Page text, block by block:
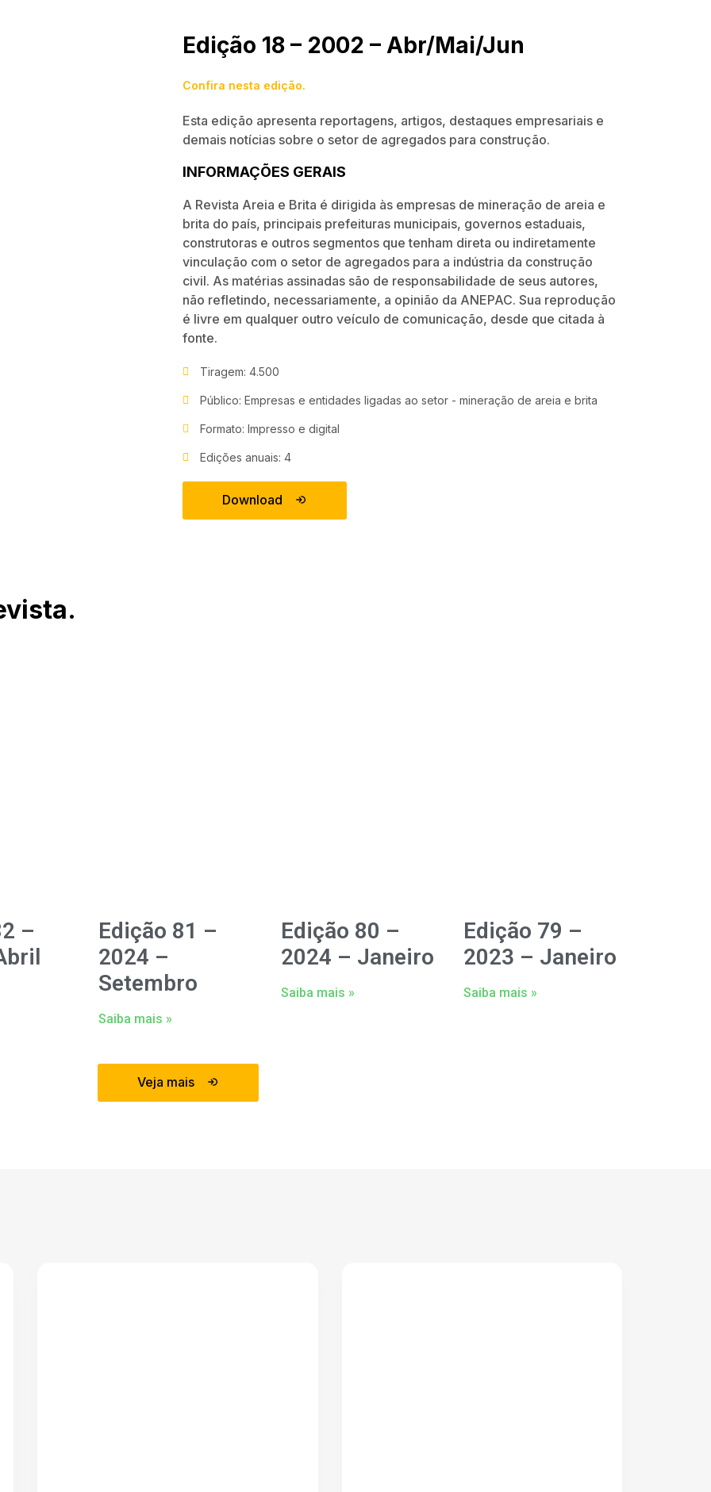
Edição 18 – 2002 – Abr/Mai/Jun
Confira nesta edição.
Esta edição apresenta reportagens, artigos, destaques empresariais e
demais notícias sobre o setor de agregados para construção.
INFORMAÇÕES GERAIS
A Revista Areia e Brita é dirigida às empresas de mineração de areia e
brita do país, principais prefeituras municipais, governos estaduais,
construtoras e outros segmentos que tenham direta ou indiretamente
vincu­lação com o setor de agregados para a indústria da construção
civil. As matérias assinadas são de responsabilidade de seus autores,
não refletindo, necessariamente, a opinião da ANEPAC. Sua reprodução
é livre em qualquer outro veículo de comunicação, desde que citada à
fonte.
Tiragem: 4.500
Público: Empresas e entidades ligadas ao setor - mineração de areia e brita
Formato: Impresso e digital
Edições anuais: 4
Download
–
Edição 81 –
2024 –
Setembro
Saiba mais »
Edição 80 –
2024 – Janeiro
Saiba mais »
Edição 79 –
2023 – Janeiro
Saiba mais »
Veja mais